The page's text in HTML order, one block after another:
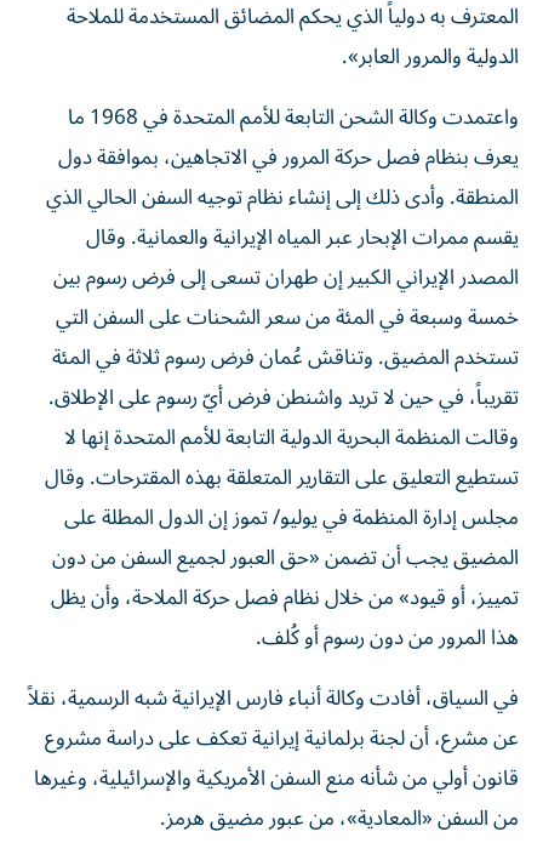
المعترف به دولياً الذي يحكم المضائق المستخدمة للملاحة
الدولية والمرور العابر».
واعتمدت ​وكالة الشحن التابعة للأمم المتحدة في 1968 ما
يعرف بنظام فصل حركة المرور في الاتجاهين، بموافقة دول
المنطقة. وأدى ذلك ‌إلى إنشاء نظام توجيه السفن الحالي الذي
يقسم ممرات الإبحار عبر المياه الإيرانية والعمانية. وقال
المصدر الإيراني الكبير إن طهران تسعى إلى فرض رسوم بين
خمسة وسبعة في المئة من سعر الشحنات على السفن التي
تستخدم المضيق. وتناقش عُمان فرض رسوم ثلاثة في المئة
تقريباً، في حين لا تريد واشنطن فرض أيّ رسوم على الإطلاق.
وقالت المنظمة البحرية الدولية التابعة للأمم المتحدة إنها لا
تستطيع التعليق على التقارير المتعلقة بهذه المقترحات. وقال
مجلس إدارة المنظمة في يوليو/ تموز إن الدول المطلة على
المضيق يجب أن تضمن «حق العبور لجميع السفن من دون
تمييز، أو قيود» من خلال نظام فصل حركة الملاحة، وأن يظل
هذا المرور من دون ​رسوم أو كُلف.
في السياق، أفادت وكالة ‌أنباء فارس الإيرانية شبه الرسمية، ​نقلاً
عن مشرع، ‌أن لجنة ‌برلمانية إيرانية تعكف على ‌دراسة مشروع
قانون أولي من شأنه منع السفن الأمريكية والإسرائيلية، وغيرها
من السفن «المعادية»، من عبور مضيق ​هرمز.